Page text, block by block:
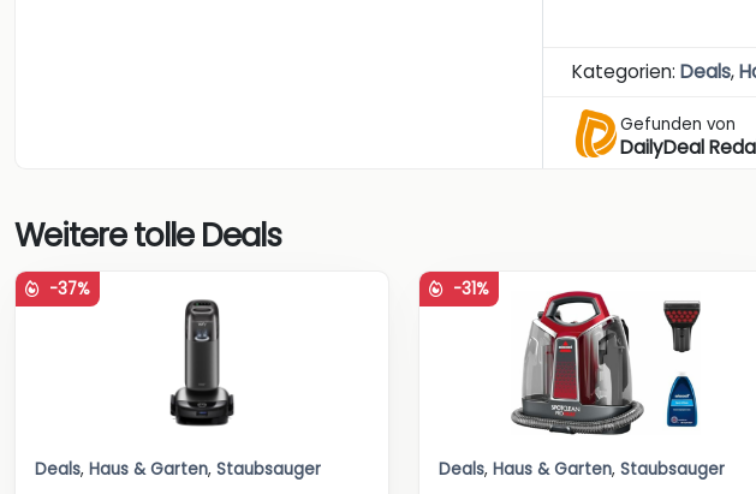
Kategorien:Deals,
Gefunden von
DailyDeal
Weitere tolle Deals
-37%
Deals, Haus & Garten, Staubsauger
-31%
Deals, Haus & Garten, Staubsauger